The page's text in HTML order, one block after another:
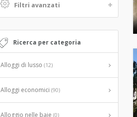
Filtri avanzati
Ricerca per categoria
Alloggi di lusso (12)
Alloggi economici (90)
Alloggio nelle baie (0)